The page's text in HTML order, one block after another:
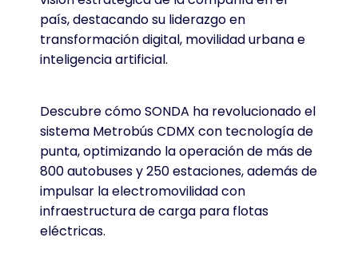
país, destacando su liderazgo en
transformación digital, movilidad urbana e
inteligencia artificial.
Descubre cómo SONDA ha revolucionado el
sistema Metrobús CDMX con tecnología de
punta, optimizando la operación de más de
800 autobuses y 250 estaciones, además de
impulsar la electromovilidad con
infraestructura de carga para flotas
eléctricas.